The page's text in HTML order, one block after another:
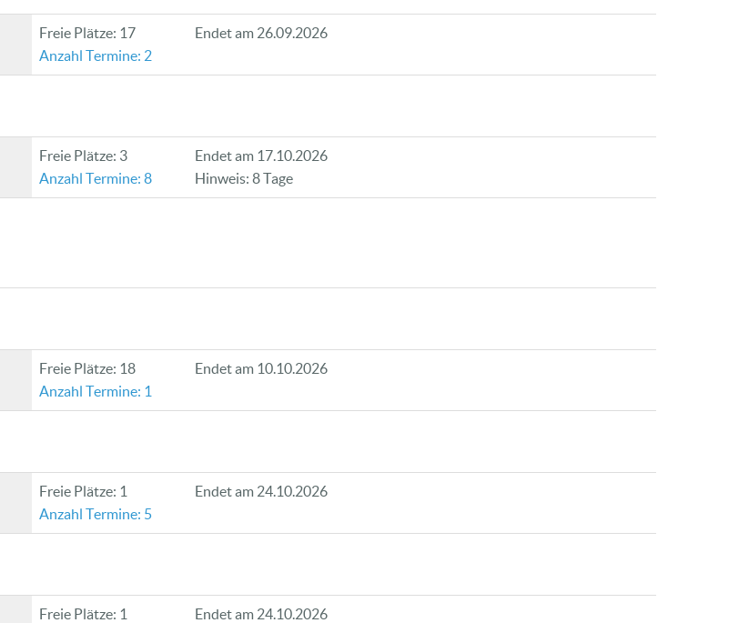
Freie Plätze: 17
Anzahl Termine: 2
Endet am 26.09.2026
Freie Plätze: 3
Anzahl Termine: 8
Endet am 17.10.2026
Hinweis: 8 Tage
Freie Plätze: 18
Anzahl Termine: 1
Endet am 10.10.2026
Freie Plätze: 1
Anzahl Termine: 5
Endet am 24.10.2026
Freie Plätze: 1
Endet am 24.10.2026